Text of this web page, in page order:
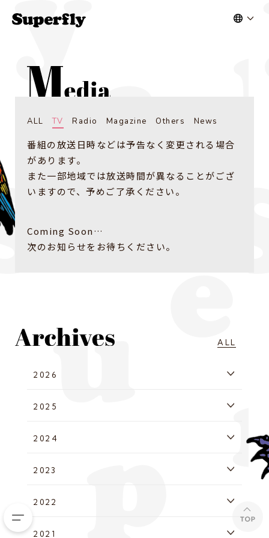
ALL TV Radio Magazine Others News
番組の放送日時などは予告なく変更される場合
があります。
また一部地域では放送時間が異なることがござ
いますので、予めご了承ください。
Coming Soon…
次のお知らせをお待ちください。
ALL
2026
2025
2024
2023
2022
2021